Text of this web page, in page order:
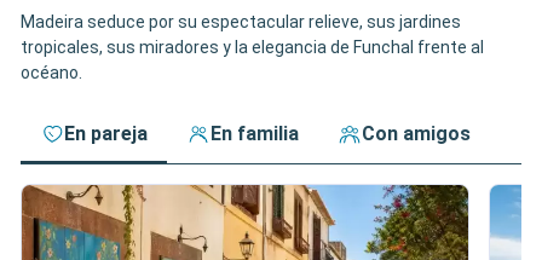
Madeira seduce por su espectacular relieve, sus jardines
tropicales, sus miradores y la elegancia de Funchal frente al
océano.
En pareja En familia Con amigos